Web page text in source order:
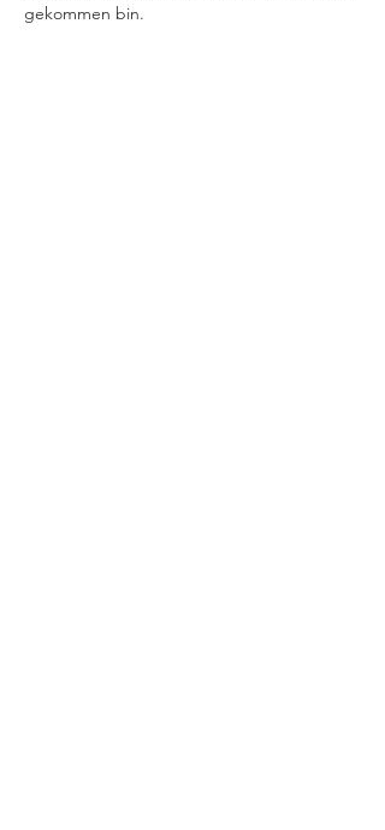
gekommen bin.